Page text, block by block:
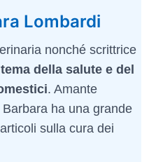
Lombardi
nonché scrittrice
della salute e del
. Amante
ha una grande
sulla cura dei